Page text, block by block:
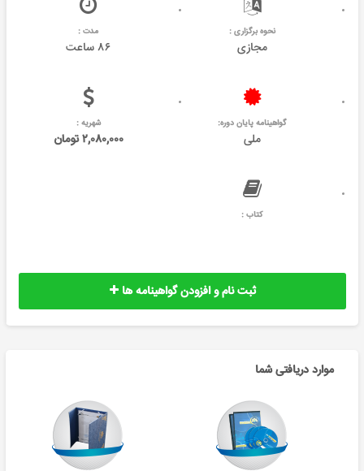
نحوه برگزاری :
مجازی
مدت :
۸۶ ساعت
گواهینامه پایان دوره:
ملی
شهریه :
۲,۰۸۰,۰۰۰ تومان
کتاب :
ثبت نام و افزودن گواهینامه ها
موارد دریافتی شما